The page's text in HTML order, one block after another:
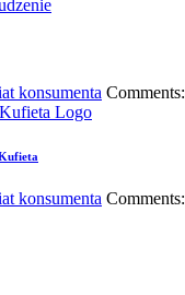
konsumenta Comments:
konsumenta Comments: